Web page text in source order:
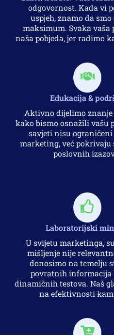
odgovornost. Kada vi
uspjeh, znamo da
maksimum. Svaka vaša
naša pobjeda, jer radimo
Edukacija &
Aktivno dijelimo
kako bismo osnažili vašu
savjeti nisu ograničeni
marketing, već
poslovnih
Laboratorijski
U svijetu marketinga,
mišljenje nije
donosimo na temelju
povratnih informacija
dinamičnih testova. Naš
na efektivnosti